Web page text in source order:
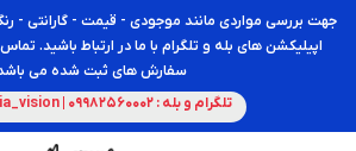
جهت بررسی مواردی مانند موجودی - قیمت - گارانتی -
اپیلیکشن های بله و تلگرام با ما در ارتباط باشید.
سفارش های ثبت شده می
تلگرام و بله : 09982560002 | mahdia_vision@